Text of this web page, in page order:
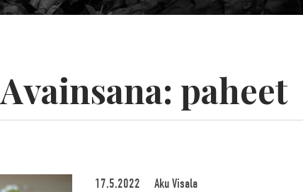
Avainsana: paheet
17.5.2022 Aku Visala